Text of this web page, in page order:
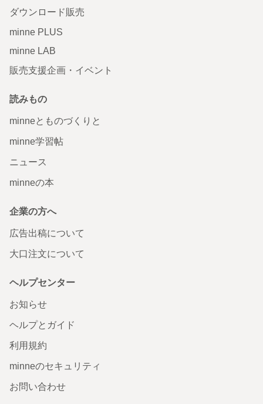
ダウンロード販売
minne PLUS
minne LAB
販売支援企画・イベント
読みもの
minneとものづくりと
minne学習帖
ニュース
minneの本
企業の方へ
広告出稿について
大口注文について
ヘルプセンター
お知らせ
ヘルプとガイド
利用規約
minneのセキュリティ
お問い合わせ